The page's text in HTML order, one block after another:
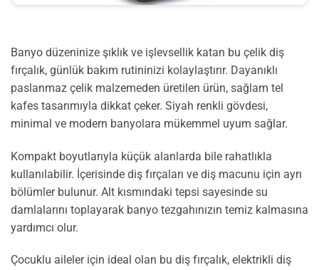
Banyo düzeninize şıklık ve işlevsellik katan bu çelik diş
fırçalık, günlük bakım rutininizi kolaylaştırır. Dayanıklı
paslanmaz çelik malzemeden üretilen ürün, sağlam tel
kafes tasarımıyla dikkat çeker. Siyah renkli gövdesi,
minimal ve modern banyolara mükemmel uyum sağlar.
Kompakt boyutlarıyla küçük alanlarda bile rahatlıkla
kullanılabilir. İçerisinde diş fırçaları ve diş macunu için ayrı
bölümler bulunur. Alt kısmındaki tepsi sayesinde su
damlalarını toplayarak banyo tezgahınızın temiz kalmasına
yardımcı olur.
Çocuklu aileler için ideal olan bu diş fırçalık, elektrikli diş